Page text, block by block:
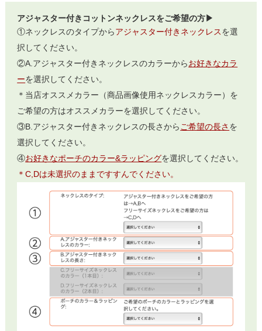
アジャスター付きコットンネックレスをご希望の方▶
①ネックレスのタイプから アジャスター付きネックレス を選
択してください。
②A.アジャスター付きネックレスのカラーから お好きなカラ
ーを選択してください。
＊当店オススメカラー（商品画像使用ネックレスカラー）を
ご希望の方はオススメカラーを選択してください。
③B.アジャスター付きネックレスの長さから ご希望の長さ を
選択してください。
④お好きなポーチのカラー&ラッピングを選択してください。
＊C,Dは未選択のままですすんでください。